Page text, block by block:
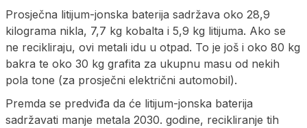
Prosječna litijum-jonska baterija sadržava oko 28,9
kilograma nikla, 7,7 kg kobalta i 5,9 kg litijuma. Ako se
ne recikliraju, ovi metali idu u otpad. To je još i oko 80 kg
bakra te oko 30 kg grafita za ukupnu masu od nekih
pola tone (za prosječni električni automobil).
Premda se predviđa da će litijum-jonska baterija
sadržavati manje metala 2030. godine, recikliranje tih